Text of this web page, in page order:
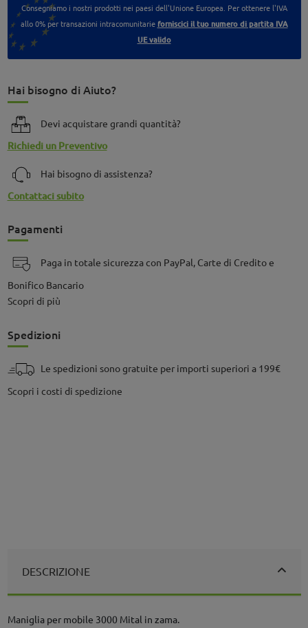
Consegniamo i nostri prodotti nei paesi dell'Unione Europea. Per ottenere l'IVA
allo 0% per transazioni intracomunitarie forniscici il tuo numero di partita IVA
UE valido
Hai bisogno di Aiuto?
Devi acquistare grandi quantità?
Richiedi un Preventivo
Hai bisogno di assistenza?
Contattaci subito
Pagamenti
Paga in totale sicurezza con PayPal, Carte di Credito e
Bonifico Bancario
Scopri di più
Spedizioni
Le spedizioni sono gratuite per importi superiori a 199€
Scopri i costi di spedizione
DESCRIZIONE
Maniglia per mobile 3000 Mital in zama.